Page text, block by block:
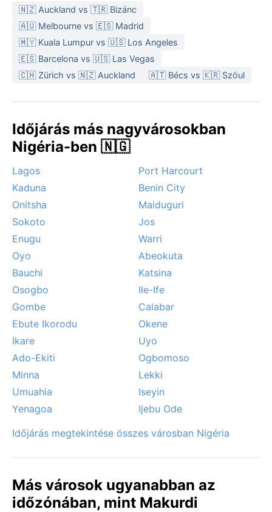
🇳🇿 Auckland vs 🇹🇷 Bizánc
🇦🇺 Melbourne vs 🇪🇸 Madrid
🇲🇾 Kuala Lumpur vs 🇺🇸 Los Angeles
🇪🇸 Barcelona vs 🇺🇸 Las Vegas
🇨🇭 Zürich vs 🇳🇿 Auckland
🇦🇹 Bécs vs 🇰🇷 Szöul
Időjárás más nagyvárosokban
Nigéria-ben 🇳🇬
Lagos
Port Harcourt
Kaduna
Benin City
Onitsha
Maiduguri
Sokoto
Jos
Enugu
Warri
Oyo
Abeokuta
Bauchi
Katsina
Osogbo
Ile-Ife
Gombe
Calabar
Ebute Ikorodu
Okene
Ikare
Uyo
Ado-Ekiti
Ogbomoso
Minna
Lekki
Umuahia
Iseyin
Yenagoa
Ijebu Ode
Időjárás megtekintése összes városban Nigéria
Más városok ugyanabban az
időzónában, mint Makurdi